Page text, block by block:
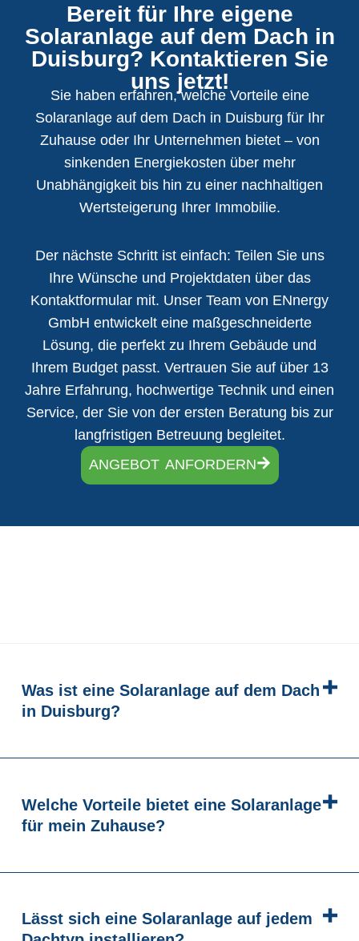
Bereit für Ihre eigene
Solaranlage auf dem Dach in
Duisburg? Kontaktieren Sie
uns jetzt!
Sie haben erfahren, welche Vorteile eine
Solaranlage auf dem Dach in Duisburg für Ihr
Zuhause oder Ihr Unternehmen bietet – von
sinkenden Energiekosten über mehr
Unabhängigkeit bis hin zu einer nachhaltigen
Wertsteigerung Ihrer Immobilie.
Der nächste Schritt ist einfach: Teilen Sie uns
Ihre Wünsche und Projektdaten über das
Kontaktformular mit. Unser Team von ENnergy
GmbH entwickelt eine maßgeschneiderte
Lösung, die perfekt zu Ihrem Gebäude und
Ihrem Budget passt. Vertrauen Sie auf über 13
Jahre Erfahrung, hochwertige Technik und einen
Service, der Sie von der ersten Beratung bis zur
langfristigen Betreuung begleitet.
ANGEBOT ANFORDERN
Was ist eine Solaranlage auf dem Dach
in Duisburg?
Welche Vorteile bietet eine Solaranlage
für mein Zuhause?
Lässt sich eine Solaranlage auf jedem